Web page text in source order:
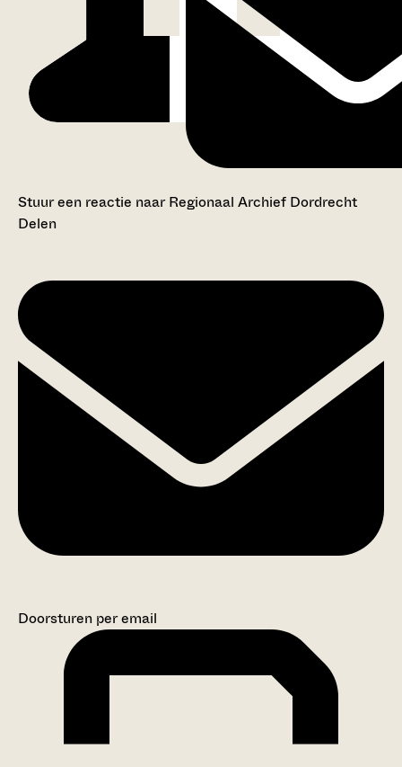
Stuur een reactie naar Regionaal Archief Dordrecht
Delen
Doorsturen per email